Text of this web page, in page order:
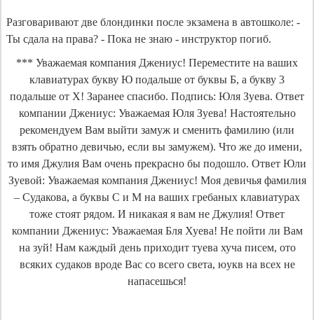
Разговаривают две блондинки после экзамена в автошколе: -
Ты сдала на права? - Пока не знаю - инструктор погиб.
*** Уважаемая компания Джениус! Переместите на ваших
клавиатурах букву Ю подальше от буквы Б, а букву 3
подальше от Х! Заранее спасибо. Подпись: Юля Зуева. Ответ
компании Джениус: Уважаемая Юля Зуева! Настоятельно
рекомендуем Вам выйти замуж и сменить фамилию (или
взять обратно девичью, если вы замужем). Что же до имени,
то имя Джулия Вам очень прекрасно бы подошло. Ответ Юли
Зуевой: Уважаемая компания Джениус! Моя девичья фамилия
– Судакова, а буквы С и М на ваших гребаных клавиатурах
тоже стоят рядом. И никакая я вам не Джулия! Ответ
компании Джениус: Уважаемая Бля Хуева! Не пойти ли Вам
на зуй! Нам каждый день приходит туева хуча писем, ото
всяких судаков вроде Вас со всего света, юукв на всех не
напасешься!